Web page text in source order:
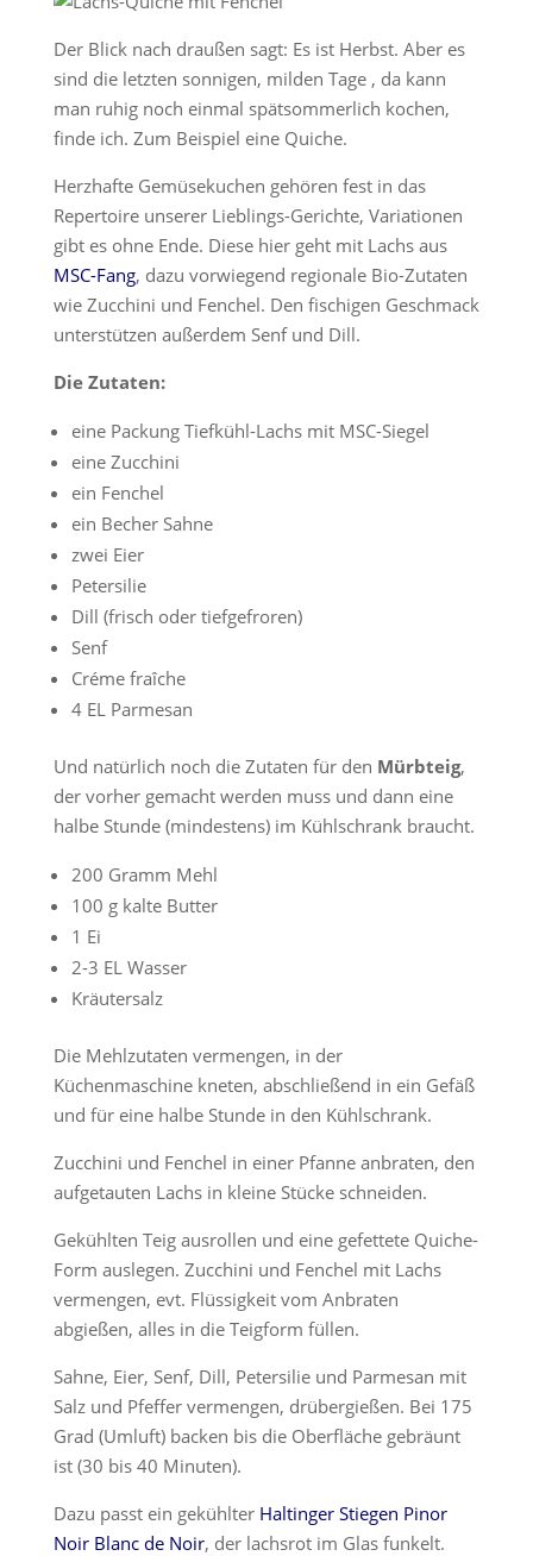
Der Blick nach draußen sagt: Es ist Herbst. Aber es
sind die letzten sonnigen, milden Tage , da kann
man ruhig noch einmal spätsommerlich kochen,
finde ich. Zum Beispiel eine Quiche.
Herzhafte Gemüsekuchen gehören fest in das
Repertoire unserer Lieblings-Gerichte, Variationen
gibt es ohne Ende. Diese hier geht mit Lachs aus
MSC-Fang, dazu vorwiegend regionale Bio-Zutaten
wie Zucchini und Fenchel. Den fischigen Geschmack
unterstützen außerdem Senf und Dill.
Die Zutaten:
eine Packung Tiefkühl-Lachs mit MSC-Siegel
eine Zucchini
ein Fenchel
ein Becher Sahne
zwei Eier
Petersilie
Dill (frisch oder tiefgefroren)
Senf
Créme fraîche
4 EL Parmesan
Und natürlich noch die Zutaten für den Mürbteig,
der vorher gemacht werden muss und dann eine
halbe Stunde (mindestens) im Kühlschrank braucht.
200 Gramm Mehl
100 g kalte Butter
1 Ei
2-3 EL Wasser
Kräutersalz
Die Mehlzutaten vermengen, in der
Küchenmaschine kneten, abschließend in ein Gefäß
und für eine halbe Stunde in den Kühlschrank.
Zucchini und Fenchel in einer Pfanne anbraten, den
aufgetauten Lachs in kleine Stücke schneiden.
Gekühlten Teig ausrollen und eine gefettete Quiche-
Form auslegen. Zucchini und Fenchel mit Lachs
vermengen, evt. Flüssigkeit vom Anbraten
abgießen, alles in die Teigform füllen.
Sahne, Eier, Senf, Dill, Petersilie und Parmesan mit
Salz und Pfeffer vermengen, drübergießen. Bei 175
Grad (Umluft) backen bis die Oberfläche gebräunt
ist (30 bis 40 Minuten).
Dazu passt ein gekühlter Haltinger Stiegen Pinor
Noir Blanc de Noir, der lachsrot im Glas funkelt.